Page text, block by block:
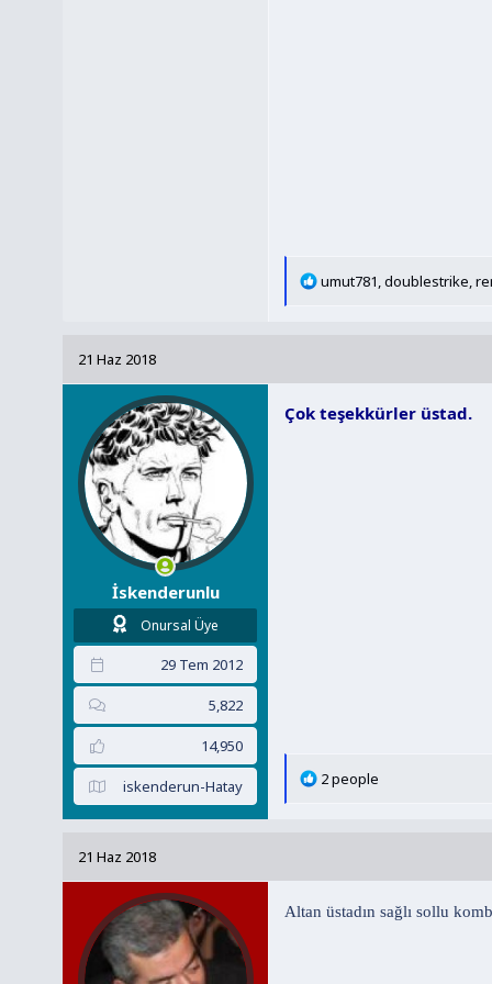
T
l
e
umut781,doublestrike,
21 Haz 2018
İskenderunlu
Onursal Üye
29 Tem 2012
5,822
14,950
iskenderun-Hatay
Çok teşekkürler üstad.
T
l
e
2 people
21 Haz 2018
Altan üstadın sağlı sollu